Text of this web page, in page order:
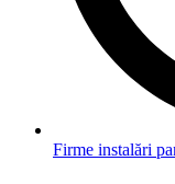
Firme instalări